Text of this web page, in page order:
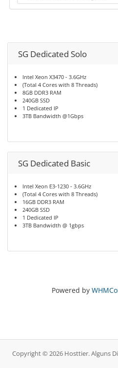
SG Dedicated Solo
Intel Xeon X3470 - 3.6GHz
(Total 4 Cores with 8 Threads)
8GB DDR3 RAM
240GB SSD
1 Dedicated IP
3TB Bandwidth @1Gbps
SG Dedicated Basic
Intel Xeon E3-1230 - 3.6GHz
(Total 4 Cores with 8 Threads)
16GB DDR3 RAM
240GB SSD
1 Dedicated IP
3TB Bandwidth @ 1gbps
Powered by
Copyright © 2026 Hosttier. Alguns